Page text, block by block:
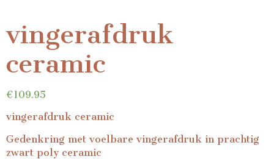
vingerafdruk
ceramic
€109.95
vingerafdruk ceramic
Gedenkring met voelbare vingerafdruk in prachtig
zwart poly ceramic